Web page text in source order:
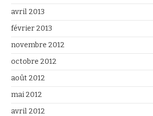
avril 2013
février 2013
novembre 2012
octobre 2012
août 2012
mai 2012
avril 2012